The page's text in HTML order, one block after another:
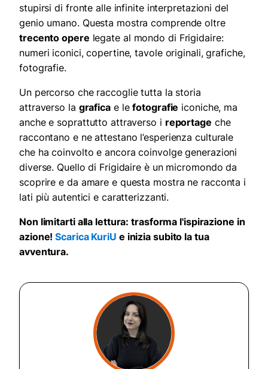
stupirsi di fronte alle infinite interpretazioni del
genio umano. Questa mostra comprende oltre
trecento opere legate al mondo di Frigidaire:
numeri iconici, copertine, tavole originali, grafiche,
fotografie.
Un percorso che raccoglie tutta la storia
attraverso la graficae lefotografie iconiche, ma
anche e soprattutto attraverso i reportage che
raccontano e ne attestano l’esperienza culturale
che ha coinvolto e ancora coinvolge generazioni
diverse. Quello di Frigidaire è un micromondo da
scoprire e da amare e questa mostra ne racconta i
lati più autentici e caratterizzanti.
Non limitarti alla lettura: trasforma l'ispirazione in
azione!Scarica KuriU e inizia subito la tua
avventura.